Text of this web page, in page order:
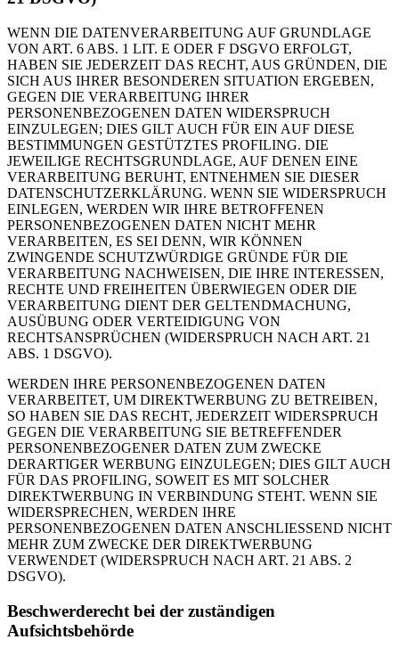
WENN DIE DATENVERARBEITUNG AUF GRUNDLAGE
VON ART. 6 ABS. 1 LIT. E ODER F DSGVO ERFOLGT,
HABEN SIE JEDERZEIT DAS RECHT, AUS GRÜNDEN, DIE
SICH AUS IHRER BESONDEREN SITUATION ERGEBEN,
GEGEN DIE VERARBEITUNG IHRER
PERSONENBEZOGENEN DATEN WIDERSPRUCH
EINZULEGEN; DIES GILT AUCH FÜR EIN AUF DIESE
BESTIMMUNGEN GESTÜTZTES PROFILING. DIE
JEWEILIGE RECHTSGRUNDLAGE, AUF DENEN EINE
VERARBEITUNG BERUHT, ENTNEHMEN SIE DIESER
DATENSCHUTZERKLÄRUNG. WENN SIE WIDERSPRUCH
EINLEGEN, WERDEN WIR IHRE BETROFFENEN
PERSONENBEZOGENEN DATEN NICHT MEHR
VERARBEITEN, ES SEI DENN, WIR KÖNNEN
ZWINGENDE SCHUTZWÜRDIGE GRÜNDE FÜR DIE
VERARBEITUNG NACHWEISEN, DIE IHRE INTERESSEN,
RECHTE UND FREIHEITEN ÜBERWIEGEN ODER DIE
VERARBEITUNG DIENT DER GELTENDMACHUNG,
AUSÜBUNG ODER VERTEIDIGUNG VON
RECHTSANSPRÜCHEN (WIDERSPRUCH NACH ART. 21
ABS. 1 DSGVO).
WERDEN IHRE PERSONENBEZOGENEN DATEN
VERARBEITET, UM DIREKTWERBUNG ZU BETREIBEN,
SO HABEN SIE DAS RECHT, JEDERZEIT WIDERSPRUCH
GEGEN DIE VERARBEITUNG SIE BETREFFENDER
PERSONENBEZOGENER DATEN ZUM ZWECKE
DERARTIGER WERBUNG EINZULEGEN; DIES GILT AUCH
FÜR DAS PROFILING, SOWEIT ES MIT SOLCHER
DIREKTWERBUNG IN VERBINDUNG STEHT. WENN SIE
WIDERSPRECHEN, WERDEN IHRE
PERSONENBEZOGENEN DATEN ANSCHLIESSEND NICHT
MEHR ZUM ZWECKE DER DIREKTWERBUNG
VERWENDET (WIDERSPRUCH NACH ART. 21 ABS. 2
DSGVO).
Beschwerderecht bei der zuständigen
Aufsichtsbehörde